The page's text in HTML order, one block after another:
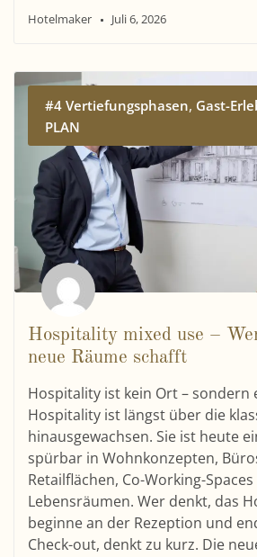
Hotelmaker Juli 6, 2026
#4 Vertiefungsphasen, Gast-
PLAN
Hospitality mixed use –
neue Räume schafft
Hospitality ist kein Ort – sondern
Hospitality ist längst über die
hinausgewachsen. Sie ist heute
spürbar in Wohnkonzepten,
Retailflächen, Co-Working-
Lebensräumen. Wer denkt, das
beginne an der Rezeption und
Check-out, denkt zu kurz. Die